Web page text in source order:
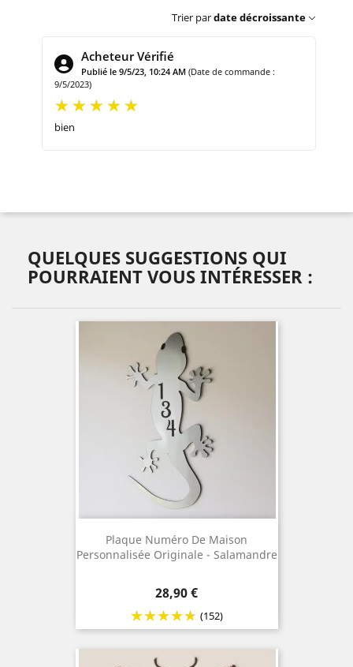
Trier pardate décroissante
Acheteur Vérifié
Publié le 9/5/23, 10:24 AM (Date de commande :
9/5/2023)
bien
QUELQUES SUGGESTIONS QUI
POURRAIENT VOUS INTÉRESSER :
Plaque Numéro De Maison
Personnalisée Originale - Salamandre
Prix
28,90 €
(152)